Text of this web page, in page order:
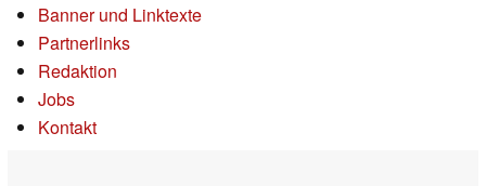
Banner und Linktexte
Partnerlinks
Redaktion
Jobs
Kontakt